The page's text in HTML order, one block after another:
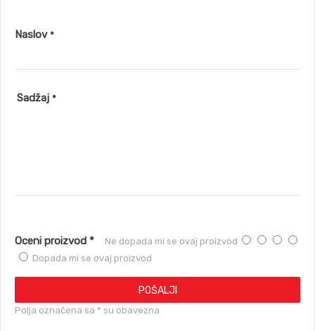
Naslov *
Sadžaj *
Oceni proizvod * Ne dopada mi se ovaj proizvod
Dopada mi se ovaj proizvod
POŠALJI
Polja označena sa * su obavezna